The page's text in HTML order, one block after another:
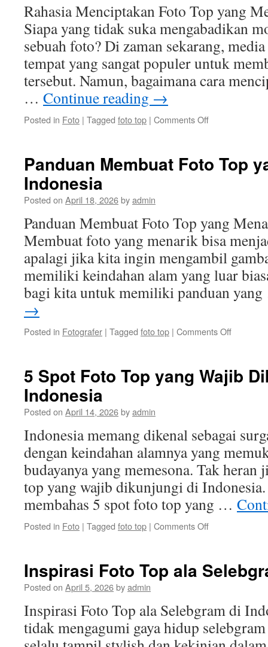
Rahasia Menciptakan Foto Top yang
Siapa yang tidak suka mengabadikan
sebuah foto? Di zaman sekarang,
tempat yang sangat populer untuk
tersebut. Namun, bagaimana cara
… Continue reading →
Posted in Foto | Tagged foto top | Comments Offon
Top
Panduan Membuat Foto Top
Indonesia
Posted on April 18, 2026byadmin
Panduan Membuat Foto Top yang
Membuat foto yang menarik bisa
apalagi jika kita ingin mengambil
memiliki keindahan alam yang luar
bagi kita untuk memiliki panduan
→
Posted in Fotografer | Tagged foto top | Comments Offon
Top
5 Spot Foto Top yang Wajib
Indonesia
Posted on April 14, 2026byadmin
Indonesia memang dikenal sebagai
dengan keindahan alamnya yang
budayanya yang memesona. Tak heran
top yang wajib dikunjungi di
membahas 5 spot foto top yang …
Posted in Foto | Tagged foto top | Comments Offon
Top
Dikunjungi
Indonesia
Inspirasi Foto Top ala
Posted on April 5, 2026byadmin
Inspirasi Foto Top ala Selebgram di
tidak mengagumi gaya hidup